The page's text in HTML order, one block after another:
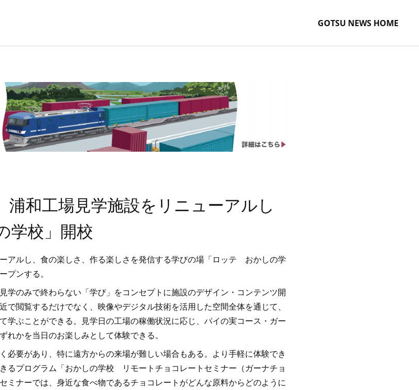
GOTSU NEWS HOME
和工場見学施設をリニューアルし
学校」開校
アルし、食の楽しさ、作る楽しさを発信する学びの場「ロッテ おかしの学
プンする。
学のみで終わらない「学び」をコンセプトに施設のデザイン・コンテンツ開
で閲覧するだけでなく、映像やデジタル技術を活用した空間全体を通じて、
学ぶことができる。見学日の工場の稼働状況に応じ、パイの実コース・ガー
かを当日のお楽しみとして体験できる。
必要があり、特に遠方からの来場が難しい場合もある。より手軽に体験でき
るプログラム「おかしの学校 リモートチョコレートセミナー（ガーナチョ
ミナーでは、身近な食べ物であるチョコレートがどんな原料からどのように